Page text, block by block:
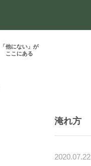
「他にない」が
ここにある
淹れ方
2020.07.22